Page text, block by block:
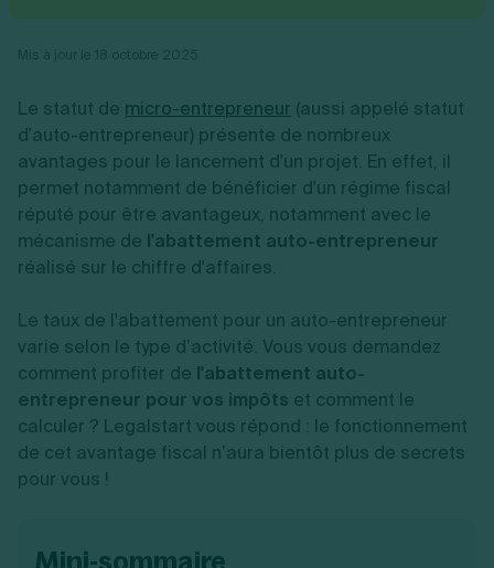
Transport
Autres
Ressources
Simulateur de choix de forme juridique
Calcul de charges sociales
Estimation du coût de création
Vérification de la disponibilité du nom d'entreprise
Générateur de mentions légales
Création d'entreprise
Gérer son entreprise
Gestion comptable
Approbation des comptes
Dépôt de marque
Recherche d'antériorité
Protection des créations
Confidentialité de l'adresse du dirigeant
Radiation auto entrepreneur
Mise en sommeil
Dissolution-liquidation
Dépôt de bilan
Conseil/finance
Vente en ligne
Services aux entreprises
Construction/travaux
Restauration
Commerce
Transport
Autres
Logiciel de facturation
Logiciel de comptabilité
Gestion des achats
Gestion de la trésorerie
Bilans et déclarations fiscales
Par besoin
Je souhaite être accompagné
Fiches SCI
Fiches auto-entrepreneur
Fiches association
Toutes les fiches sur la création
Autres démarches
Gestion d’entreprise
Fermeture d’entreprise
Recouvrement de factures
Gérer ses salariés
Sélection de fiches pratiques
Ouvrir sa société
Création d'entreprise
Création de micro-entreprise
Devenir auto entrepreneur
Création de SARL
Le statut de micro-entrepreneur (aussi appelé statut
d'auto-entrepreneur) présente de nombreux
avantages pour le lancement d'un projet. En effet, il
permet notamment de bénéficier d'un régime fiscal
réputé pour être avantageux, notamment avec le
mécanisme de l'abattement auto-entrepreneur
réalisé sur le chiffre d'affaires.
Le taux de l'abattement pour un auto-entrepreneur
varie selon le type d’activité. Vous vous demandez
comment profiter de l'abattement auto-
entrepreneur pour vos impôts et comment le
calculer ? Legalstart vous répond : le fonctionnement
de cet avantage fiscal n’aura bientôt plus de secrets
pour vous !
mini-sommaire